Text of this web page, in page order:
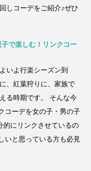
しコーデをご紹介♪ぜひ
子で楽しむ！リンクコー
いよ行楽シーズン到
、紅葉狩りに、家族で
る時期です。 そんな今
コーデを女の子・男の子
的にリンクさせているの
いと思っている方も必見